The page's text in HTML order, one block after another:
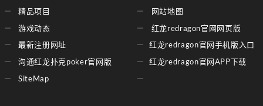
精品项目
游戏动态
最新注册网址
沟通红龙扑克poker官网版
SiteMap
网站地图
红龙redragon官网网页版
红龙redragon官网手机版入口
红龙redragon官网APP下载